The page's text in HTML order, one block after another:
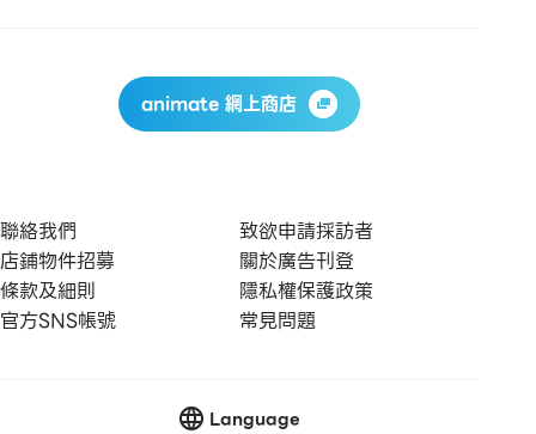
animate 網上商店
聯絡我們
致欲申請採訪者
店鋪物件招募
關於廣告刊登
條款及細則
隱私權保護政策
官方SNS帳號
常見問題
Language